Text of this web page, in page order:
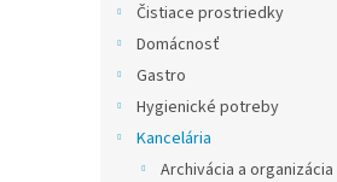
Čistiace prostriedky
Domácnosť
Gastro
Hygienické potreby
Kancelária
Archivácia a organizácia